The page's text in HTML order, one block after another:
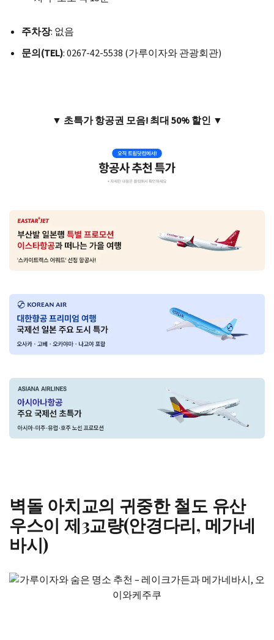
주차장: 없음
문의(TEL): 0267-42-5538 (가루이자와 관광회관)
▼ 초특가 항공권 모음! 최대 50% 할인 ▼
벽돌 아치교의 귀중한 철도 유산
우스이 제3교량(안경다리, 메가네
바시)